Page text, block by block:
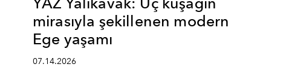
mirasıyla şekillenen modern
Ege yaşamı
07.14.2026